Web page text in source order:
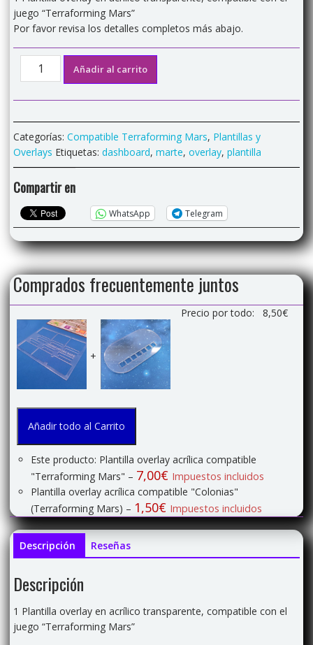
juego “Terraforming Mars”
Por favor revisa los detalles completos más abajo.
Plantilla
"Terraforming
Mars"
cantidad
Añadir al carrito
Categorías: Compatible Terraforming Mars, Plantillas y
Overlays Etiquetas: dashboard, marte, overlay, plantilla
Compartir en
WhatsApp Telegram
Comprados frecuentemente juntos
+
Precio por todo: 8,50€
Añadir todo al Carrito
Este producto: Plantilla overlay acrílica compatible
"Terraforming Mars" – 7,00€ Impuestos incluidos
Plantilla overlay acrílica compatible "Colonias"
(Terraforming Mars) – 1,50€ Impuestos incluidos
Descripción Reseñas
Descripción
1 Plantilla overlay en acrílico transparente, compatible con el
juego “Terraforming Mars”